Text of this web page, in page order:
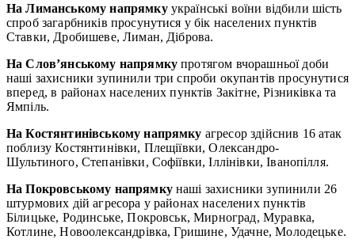
На Лиманському напрямкуукраїнські воїни відбили шість
спроб загарбників просунутися у бік населених пунктів
Ставки, Дробишеве, Лиман, Діброва.
На Слов’янському напрямку протягом вчорашньої доби
наші захисники зупинили три спроби окупантів просунутися
вперед, в районах населених пунктів Закітне, Різниківка та
Ямпіль.
На Костянтинівському напрямку агресор здійснив 16 атак
поблизу Костянтинівки, Плещіївки, Олександро-
Шультиного, Степанівки, Софіївки, Іллінівки, Іванопілля.
На Покровському напрямкунаші захисники зупинили 26
штурмових дій агресора у районах населених пунктів
Білицьке, Родинське, Покровськ, Мирноград, Муравка,
Котлине, Новоолександрівка, Гришине, Удачне, Молодецьке.